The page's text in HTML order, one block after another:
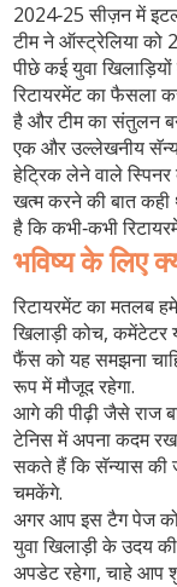
2024‑25 सीज़न में
टीम ने ऑस्ट्रेलिया को
पीछे कई युवा
रिटायरमेंट का फैसला
है और टीम का संतुलन
एक और उल्लेखनीय
हेट्रिक लेने वाले
खत्म करने की बात कही
है कि कभी‑कभी
भविष्य के लिए
रिटायरमेंट का मतलब
खिलाड़ी कोच, कमेंटेटर
फैंस को यह समझना
रूप में मौजूद रहेगा.
आगे की पीढ़ी जैसे राज
टेनिस में अपना कदम
सकते हैं कि सॅन्यास की
चमकेंगे.
अगर आप इस टैग पेज को
युवा खिलाड़ी के उदय
अपडेट रहेगा, चाहे आप